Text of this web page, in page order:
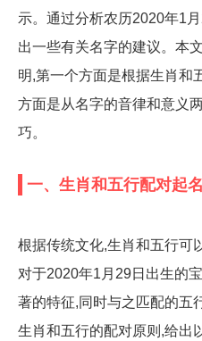
风水
星座
示。通过分析农历2020年1
出一些有关名字的建议。本
明,第一个方面是根据生肖和
方面是从名字的音律和意义
巧。
一、生肖和五行配对起名
根据传统文化,生肖和五行可
对于2020年1月29日出生的
著的特征,同时与之匹配的五
生肖和五行的配对原则,给出